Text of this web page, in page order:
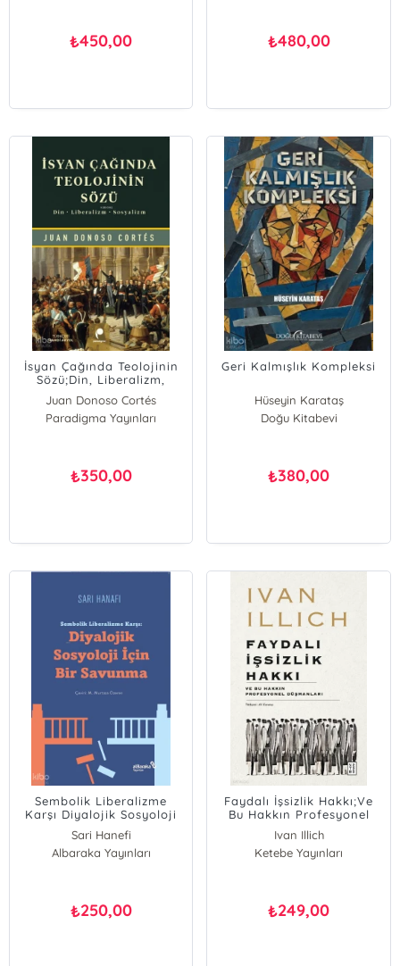
₺450,00 ₺480,00
İsyan Çağında Teolojinin
Sözü;Din, Liberalizm,
Sosyalizm
Juan Donoso Cortés
Paradigma Yayınları
₺350,00
Geri Kalmışlık Kompleksi
Hüseyin Karataş
Doğu Kitabevi
₺380,00
Sembolik Liberalizme
Karşı Diyalojik Sosyoloji
İçin Bir Savunma
Sari Hanefi
Albaraka Yayınları
₺250,00
Faydalı İşsizlik Hakkı;Ve
Bu Hakkın Profesyonel
Düşmanları
Ivan Illich
Ketebe Yayınları
₺249,00